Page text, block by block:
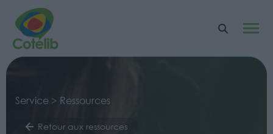
Service > Ressources
Retour aux ressources